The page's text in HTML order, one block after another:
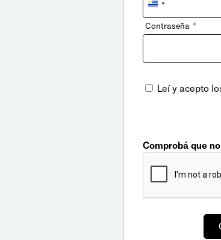
Uruguay
+598
Contraseña *
Leí y acepto
Comprobá que